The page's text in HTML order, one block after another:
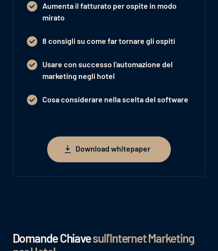
Aumenta il fatturato per ospite in modo
mirato
8 consigli su come far tornare gli ospiti
Usare con successo l'automazione del
marketing negli hotel
Cosa considerare nella scelta del software
Download whitepaper
Download whitepaper
Domande Chiavesull'Internet Marketing